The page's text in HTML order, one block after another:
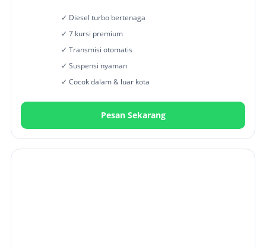
✓ Diesel turbo bertenaga
✓ 7 kursi premium
✓ Transmisi otomatis
✓ Suspensi nyaman
✓ Cocok dalam & luar kota
Pesan Sekarang